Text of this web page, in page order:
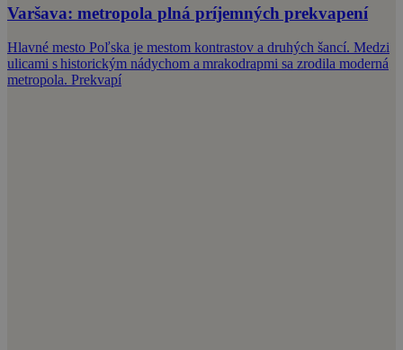
Varšava: metropola plná príjemných prekvapení
Hlavné mesto Poľska je mestom kontrastov a druhých šancí. Medzi
ulicami s historickým nádychom a mrakodrapmi sa zrodila moderná
metropola. Prekvapí